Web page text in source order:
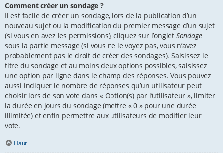
Comment créer un sondage ?
Il est facile de créer un sondage, lors de la publication d’un
nouveau sujet ou la modification du premier message d’un sujet
(si vous en avez les permissions), cliquez sur l’onglet Sondage
sous la partie message (si vous ne le voyez pas, vous n’avez
probablement pas le droit de créer des sondages). Saisissez le
titre du sondage et au moins deux options possibles, saisissez
une option par ligne dans le champ des réponses. Vous pouvez
aussi indiquer le nombre de réponses qu’un utilisateur peut
choisir lors de son vote dans « Option(s) par l’utilisateur », limiter
la durée en jours du sondage (mettre « 0 » pour une durée
illimitée) et enfin permettre aux utilisateurs de modifier leur
vote.
Haut